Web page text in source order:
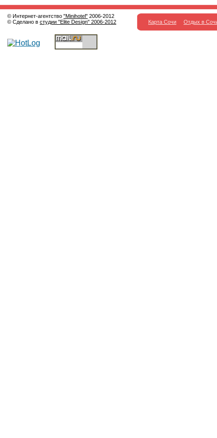
© Интернет-агентство "Minihotel" 2006-2012
© Сделано в студии "Elite Design" 2006-2012 Карта Сочи Отдых в